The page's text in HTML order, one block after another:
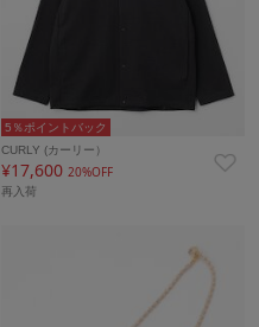
5％ポイントバック
CURLY (カーリー）
¥17,60020%OFF
再入荷